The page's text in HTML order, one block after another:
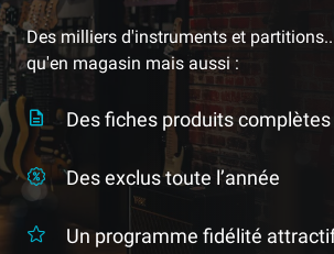
Des milliers d'instruments et
qu'en magasin mais aussi :
Des fiches produits complètes
Des exclus toute l’année
Un programme fidélité